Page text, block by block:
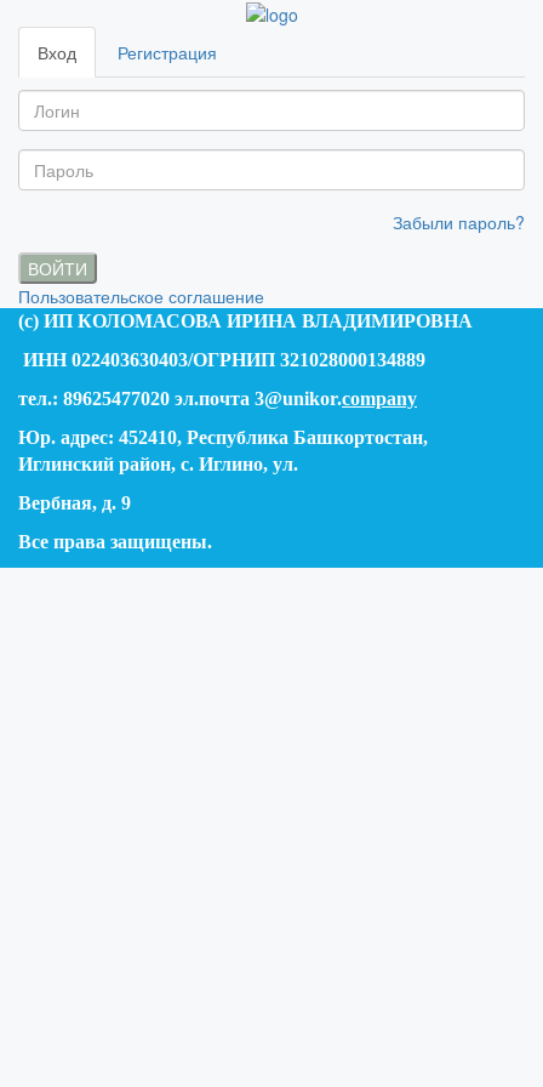
Вход Регистрация
Забыли пароль?
ВОЙТИ
Пользовательское соглашение
(c) ИП КОЛОМАСОВА ИРИНА ВЛАДИМИРОВНА
ИНН 022403630403/ОГРНИП 321028000134889
тел.: 89625477020 эл.почта 3@unikor.company
Юр. адрес: 452410, Республика Башкортостан,
Иглинский район, с. Иглино, ул.
Вербная, д. 9
Все права защищены.